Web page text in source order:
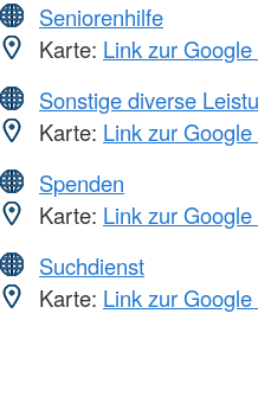
Seniorenhilfe
Karte: Link zur
Sonstige diverse
Karte: Link zur
Spenden
Karte: Link zur
Suchdienst
Karte: Link zur